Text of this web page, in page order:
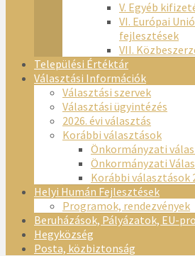
V. Egyéb
VI. Európai
fejlesztések
VII.
Települési Értéktár
Választási Információk
Választási szervek
Választási ügyintézés
2026. évi választás
Korábbi választások
Önkormányzati
Önkormányzati
Korábbi választások
Helyi Humán Fejlesztések
Programok, rendezvények
Beruházások, Pályázatok, EU-
Hegyközség
Posta, közbiztonság